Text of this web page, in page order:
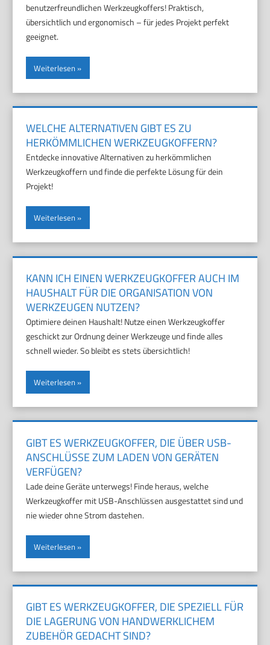
benutzerfreundlichen Werkzeugkoffers! Praktisch,
übersichtlich und ergonomisch – für jedes Projekt perfekt
geeignet.
Weiterlesen
WELCHE ALTERNATIVEN GIBT ES ZU
HERKÖMMLICHEN WERKZEUGKOFFERN?
Entdecke innovative Alternativen zu herkömmlichen
Werkzeugkoffern und finde die perfekte Lösung für dein
Projekt!
Weiterlesen
KANN ICH EINEN WERKZEUGKOFFER AUCH IM
HAUSHALT FÜR DIE ORGANISATION VON
WERKZEUGEN NUTZEN?
Optimiere deinen Haushalt! Nutze einen Werkzeugkoffer
geschickt zur Ordnung deiner Werkzeuge und finde alles
schnell wieder. So bleibt es stets übersichtlich!
Weiterlesen
GIBT ES WERKZEUGKOFFER, DIE ÜBER USB-
ANSCHLÜSSE ZUM LADEN VON GERÄTEN
VERFÜGEN?
Lade deine Geräte unterwegs! Finde heraus, welche
Werkzeugkoffer mit USB-Anschlüssen ausgestattet sind und
nie wieder ohne Strom dastehen.
Weiterlesen
GIBT ES WERKZEUGKOFFER, DIE SPEZIELL FÜR
DIE LAGERUNG VON HANDWERKLICHEM
ZUBEHÖR GEDACHT SIND?